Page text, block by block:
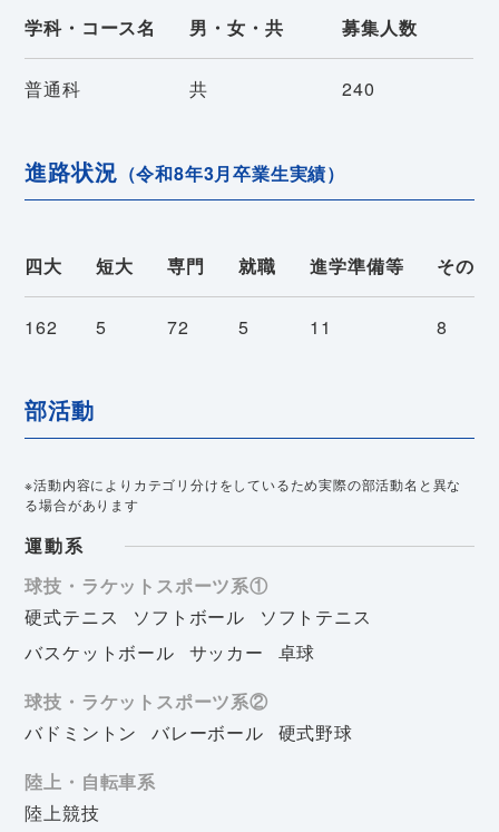
学科・コース名 男・女・共 募集人数
普通科 共 240
進路状況 （令和8年3月卒業生実績）
四大 短大 専門 就職 進学準備等 その他
162 5 72 5 11 8
部活動
※活動内容によりカテゴリ分けをしているため実際の部活動名と異な
る場合があります
運動系
球技・ラケットスポーツ系①
硬式テニス
ソフトボール
ソフトテニス
バスケットボール
サッカー
卓球
球技・ラケットスポーツ系②
バドミントン
バレーボール
硬式野球
陸上・自転車系
陸上競技